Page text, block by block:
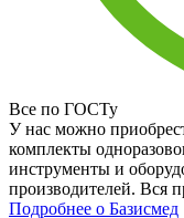
Все по ГОСТу
У нас можно
комплекты
инструменты и
производителей. Вся
Подробнее о Базисмед